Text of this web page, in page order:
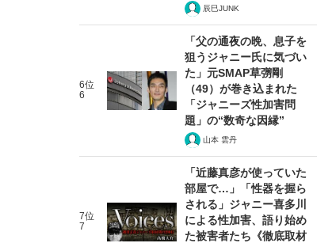
辰巳JUNK
6位
6
「父の通夜の晩、息子を
狙うジャニー氏に気づい
た」元SMAP草彅剛
（49）が巻き込まれた
「ジャニーズ性加害問
題」の“数奇な因縁”
山本 雲丹
7位
7
「近藤真彦が使っていた
部屋で…」「性器を握ら
される」ジャニー喜多川
による性加害、語り始め
た被害者たち《徹底取材